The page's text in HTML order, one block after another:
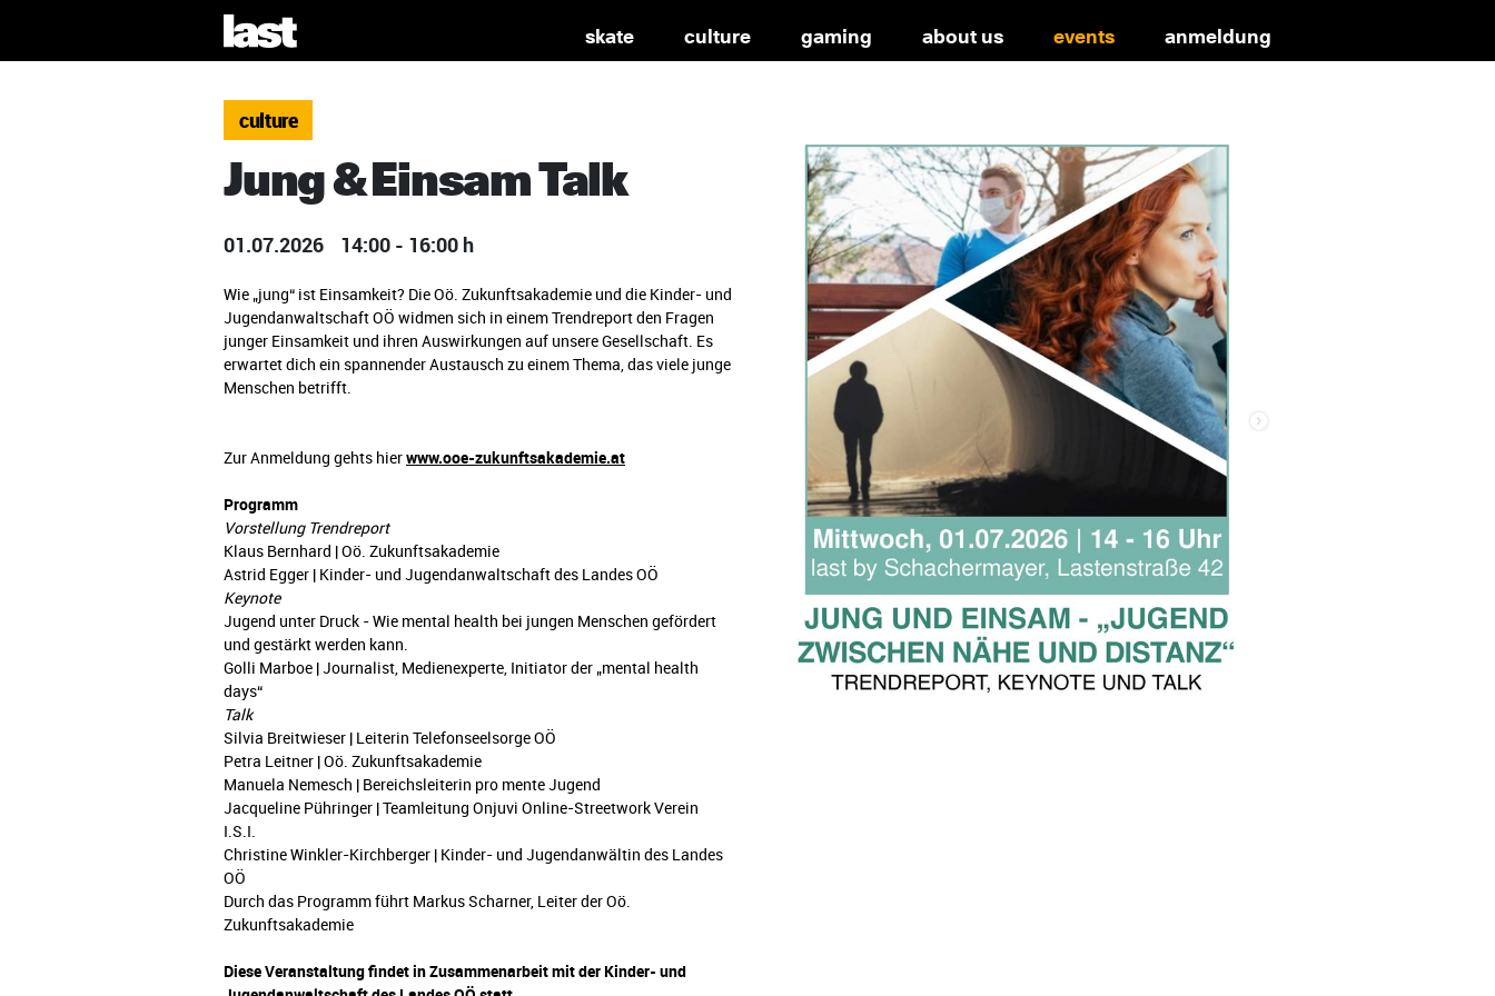
skate culture gaming about us events anmeldung
culture
Jung & Einsam Talk
01.07.2026 14:00 - 16:00 h
Wie „jung“ ist Einsamkeit? Die Oö. Zukunftsakademie und die Kinder- und
Jugendanwaltschaft OÖ widmen sich in einem Trendreport den Fragen
junger Einsamkeit und ihren Auswirkungen auf unsere Gesellschaft. Es
erwartet dich ein spannender Austausch zu einem Thema, das viele junge
Menschen betrifft.
Zur Anmeldung gehts hierwww.ooe-zukunftsakademie.at
Programm
Vorstellung Trendreport
Klaus Bernhard | Oö. Zukunftsakademie
Astrid Egger | Kinder- und Jugendanwaltschaft des Landes OÖ
Keynote
Jugend unter Druck - Wie mental health bei jungen Menschen gefördert
und gestärkt werden kann.
Golli Marboe | Journalist, Medienexperte, Initiator der „mental health
days“
Talk
Silvia Breitwieser | Leiterin Telefonseelsorge OÖ
Petra Leitner | Oö. Zukunftsakademie
Manuela Nemesch | Bereichsleiterin pro mente Jugend
Jacqueline Pühringer | Teamleitung Onjuvi Online-Streetwork Verein
I.S.I.
Christine Winkler-Kirchberger | Kinder- und Jugendanwältin des Landes
OÖ
Durch das Programm führt Markus Scharner, Leiter der Oö.
Zukunftsakademie
Diese Veranstaltung findet in Zusammenarbeit mit der Kinder- und